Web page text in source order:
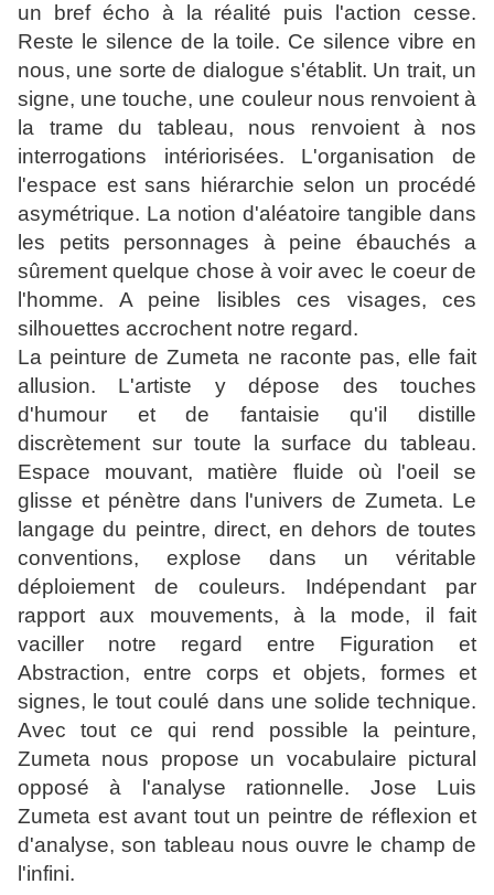
un bref écho à la réalité puis l'action cesse.
Reste le silence de la toile. Ce silence vibre en
nous, une sorte de dialogue s'établit. Un trait, un
signe, une touche, une couleur nous renvoient à
la trame du tableau, nous renvoient à nos
interrogations intériorisées. L'organisation de
l'espace est sans hiérarchie selon un procédé
asymétrique. La notion d'aléatoire tangible dans
les petits personnages à peine ébauchés a
sûrement quelque chose à voir avec le coeur de
l'homme. A peine lisibles ces visages, ces
silhouettes accrochent notre regard.
La peinture de Zumeta ne raconte pas, elle fait
allusion. L'artiste y dépose des touches
d'humour et de fantaisie qu'il distille
discrètement sur toute la surface du tableau.
Espace mouvant, matière fluide où l'oeil se
glisse et pénètre dans l'univers de Zumeta. Le
langage du peintre, direct, en dehors de toutes
conventions, explose dans un véritable
déploiement de couleurs. Indépendant par
rapport aux mouvements, à la mode, il fait
vaciller notre regard entre Figuration et
Abstraction, entre corps et objets, formes et
signes, le tout coulé dans une solide technique.
Avec tout ce qui rend possible la peinture,
Zumeta nous propose un vocabulaire pictural
opposé à l'analyse rationnelle. Jose Luis
Zumeta est avant tout un peintre de réflexion et
d'analyse, son tableau nous ouvre le champ de
l'infini.